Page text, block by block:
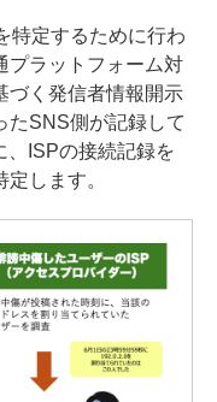
特定するために行わ
プラットフォーム対
づく発信者情報開示
たSNS側が記録して
、ISPの接続記録を
します。